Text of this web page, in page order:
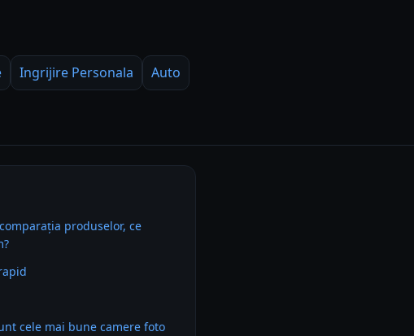
Ingrijire Personala
Auto
produselor, ce
cele mai bune camere foto